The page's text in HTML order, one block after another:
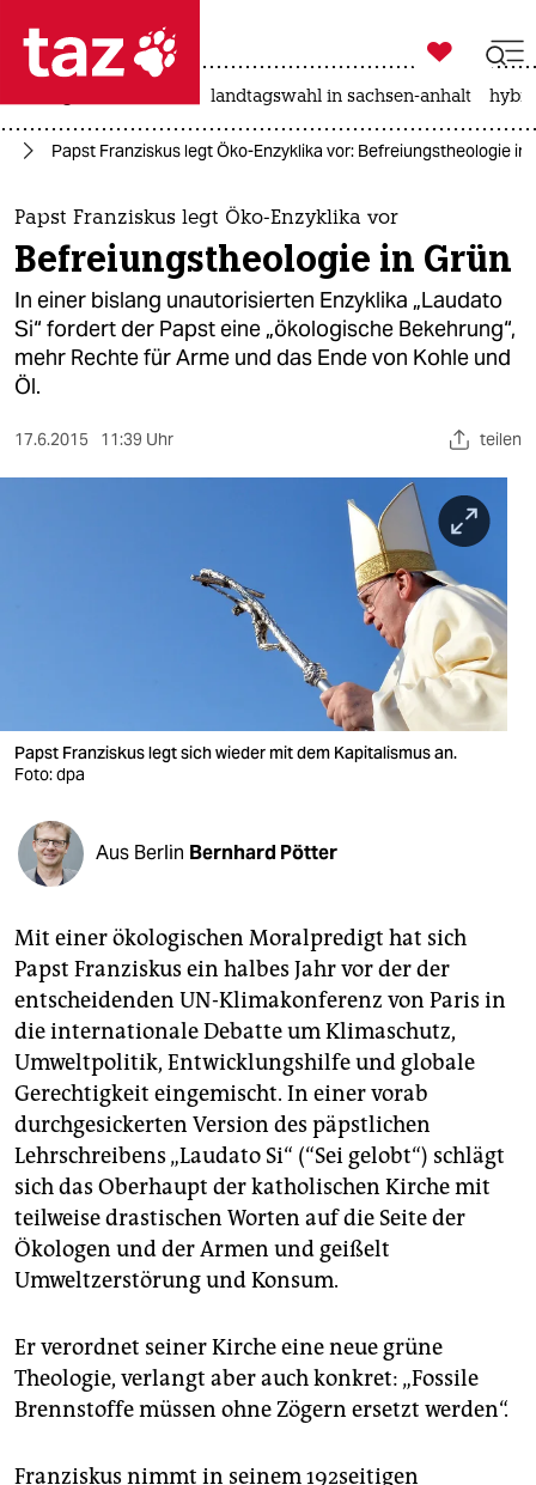
 taz zahl ich
taz zahl ich
themen
politik
öko
gesellschaft
kultur
sport
verlag
shop
fragen & hilfe
unterstützen
abo
genossenschaft
epaper login

taz zahl ich
landtagswahl in sachsen-anhalt
Papst Franziskus legt Öko-Enzyklika vor: Befreiungstheologie in
Papst Franziskus legt Öko-Enzyklika vor
Befreiungstheologie in Grün
In einer bislang unautorisierten Enzyklika „Laudato
Si“ fordert der Papst eine „ökologische Bekehrung“,
mehr Rechte für Arme und das Ende von Kohle und
Öl.
17.6.2015 11:39 Uhr teilen
Papst Franziskus legt sich wieder mit dem Kapitalismus an.
Foto: dpa
Aus Berlin Bernhard Pötter
Mit einer ökologischen Moralpredigt hat sich
Papst Franziskus ein halbes Jahr vor der der
entscheidenden UN-Klimakonferenz von Paris in
die internationale Debatte um Klimaschutz,
Umweltpolitik, Entwicklungshilfe und globale
Gerechtigkeit eingemischt. In einer vorab
durchgesickerten Version des päpstlichen
Lehrschreibens „Laudato Si“ (“Sei gelobt“) schlägt
sich das Oberhaupt der katholischen Kirche mit
teilweise drastischen Worten auf die Seite der
Ökologen und der Armen und geißelt
Umweltzerstörung und Konsum.
Er verordnet seiner Kirche eine neue grüne
Theologie, verlangt aber auch konkret: „Fossile
Brennstoffe müssen ohne Zögern ersetzt werden“.
Franziskus nimmt in seinem 192seitigen